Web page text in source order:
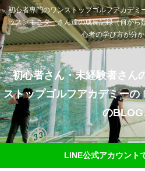
初心者専門のワンストップゴルフアカデミ
ッスンモニターさん達の成長記録（何から
心者の学び方が分
初心者さん・未経験者さん
ストップゴルフアカデミーの
の
LINE公式アカウント